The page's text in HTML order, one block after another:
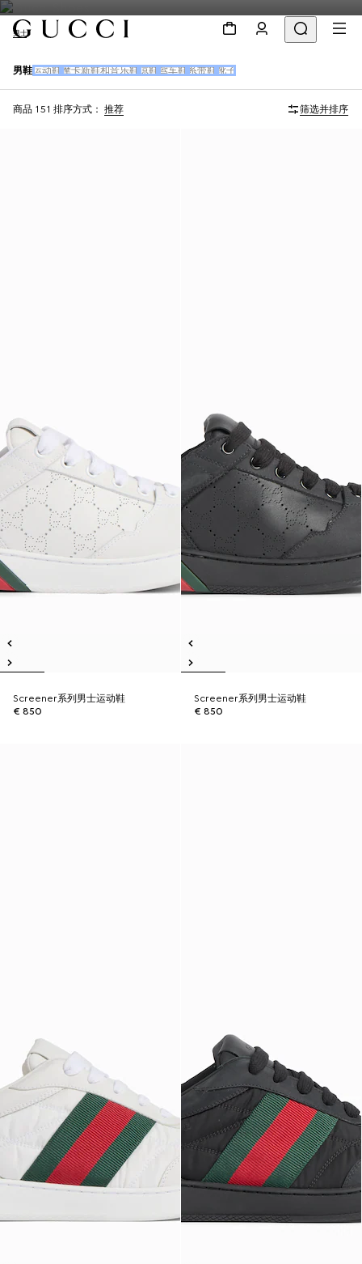
男士
男鞋 运动鞋 摩卡新鞋和音乐鞋 凉鞋 驾车鞋 系带鞋 靴子
商品 151 排序方式： 推荐 筛选并排序
Screener系列男士运动鞋
€ 850
Screener系列男士运动鞋
€ 850